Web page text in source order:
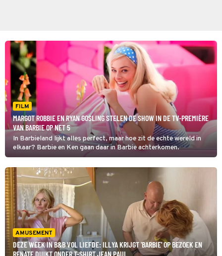
FILM
MARGOT ROBBIE EN RYAN GOSLING STELEN DE SHOW IN DE TV-PREMIÈRE
VAN BARBIE OP NET 5
In Barbieland lijkt alles perfect, maar hoe zit de echte wereld in
elkaar? Barbie en Ken gaan daar in Barbie achterkomen.
AMUSEMENT
DEZE WEEK IN B&B VOL LIEFDE: ILLYA KRIJGT 'BARBIE' OP BEZOEK EN
RENATE DUIKT ONDER T-SHIRT JEAN PAUL